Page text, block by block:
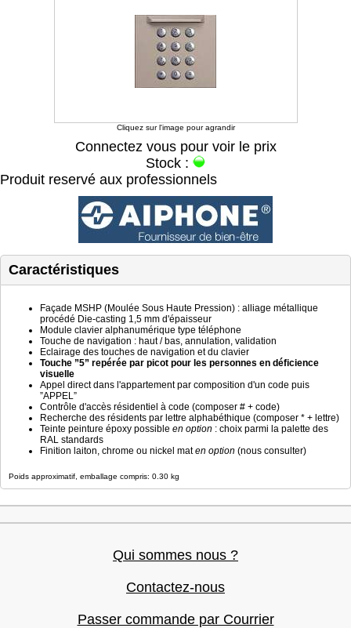
Cliquez sur l'image pour agrandir
Connectez vous pour voir le prix
Stock :
Produit reservé aux professionnels
Caractéristiques
Façade MSHP (Moulée Sous Haute Pression) : alliage métallique
procédé Die-casting 1,5 mm d'épaisseur
Module clavier alphanumérique type téléphone
Touche de navigation : haut / bas, annulation, validation
Eclairage des touches de navigation et du clavier
Touche ”5” repérée par picot pour les personnes en déficience
visuelle
Appel direct dans l'appartement par composition d'un code puis
”APPEL”
Contrôle d'accès résidentiel à code (composer # + code)
Recherche des résidents par lettre alphabéthique (composer * + lettre)
Teinte peinture époxy possible en option : choix parmi la palette des
RAL standards
Finition laiton, chrome ou nickel maten option (nous consulter)
Poids approximatif, emballage compris: 0.30 kg
Qui sommes nous ?
Contactez-nous
Passer commande par Courrier